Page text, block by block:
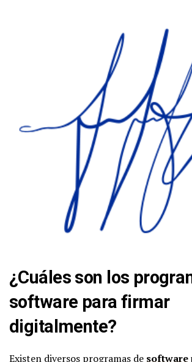
¿Cuáles son los
software para firmar
digitalmente?
Existen diversos programas de software